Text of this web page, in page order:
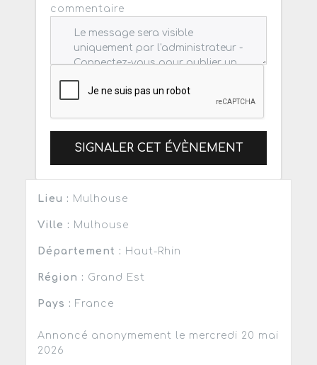
commentaire
SIGNALER CET ÉVÈNEMENT
Lieu : Mulhouse
Ville : Mulhouse
Département : Haut-Rhin
Région : Grand Est
Pays : France
Annoncé anonymement le mercredi 20 mai
2026